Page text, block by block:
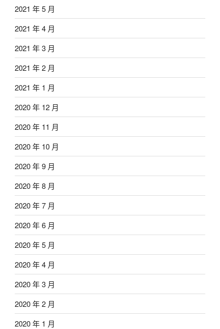
2021 年 5 月
2021 年 4 月
2021 年 3 月
2021 年 2 月
2021 年 1 月
2020 年 12 月
2020 年 11 月
2020 年 10 月
2020 年 9 月
2020 年 8 月
2020 年 7 月
2020 年 6 月
2020 年 5 月
2020 年 4 月
2020 年 3 月
2020 年 2 月
2020 年 1 月